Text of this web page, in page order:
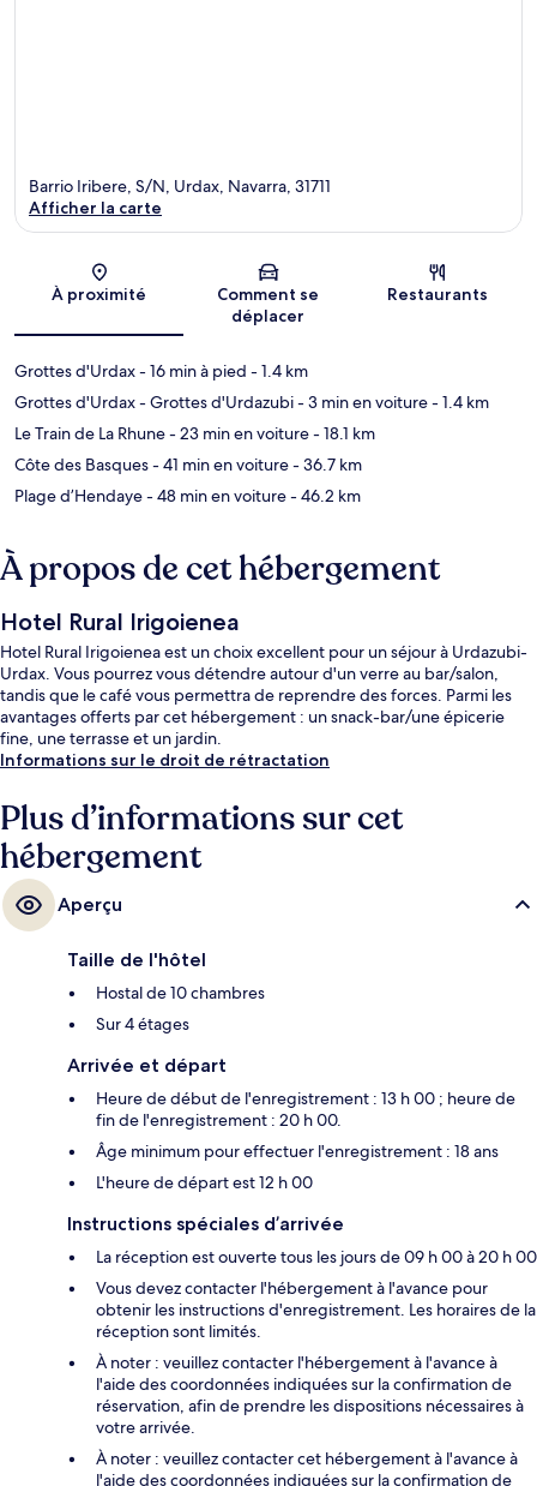
Carte
Barrio Iribere, S/N, Urdax, Navarra, 31711
Afficher la carte
À proximité
Comment se
déplacer
Restaurants
Grottes d'Urdax- 16 min à pied - 1.4 km
Grottes d'Urdax - Grottes d'Urdazubi- 3 min en voiture- 1.4 km
Le Train de La Rhune- 23 min en voiture- 18.1 km
Côte des Basques- 41 min en voiture- 36.7 km
Plage d’Hendaye- 48 min en voiture- 46.2 km
À propos de cet hébergement
Hotel Rural Irigoienea
Hotel Rural Irigoienea est un choix excellent pour un séjour à Urdazubi-
Urdax. Vous pourrez vous détendre autour d'un verre au bar/salon,
tandis que le café vous permettra de reprendre des forces. Parmi les
avantages offerts par cet hébergement : un snack-bar/une épicerie
fine, une terrasse et un jardin.
Informations sur le droit de rétractation
Plus d’informations sur cet
hébergement
Aperçu
Taille de l'hôtel
Hostal de 10 chambres
Sur 4 étages
Arrivée et départ
Heure de début de l'enregistrement : 13 h 00 ; heure de
fin de l'enregistrement : 20 h 00.
Âge minimum pour effectuer l'enregistrement : 18 ans
L'heure de départ est 12 h 00
Instructions spéciales d’arrivée
La réception est ouverte tous les jours de 09 h 00 à 20 h 00
Vous devez contacter l'hébergement à l'avance pour
obtenir les instructions d'enregistrement. Les horaires de la
réception sont limités.
À noter : veuillez contacter l'hébergement à l'avance à
l'aide des coordonnées indiquées sur la confirmation de
réservation, afin de prendre les dispositions nécessaires à
votre arrivée.
À noter : veuillez contacter cet hébergement à l'avance à
l'aide des coordonnées indiquées sur la confirmation de